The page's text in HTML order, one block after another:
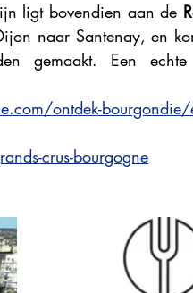
ligt bovendien aan de
naar Santenay, en
gemaakt. Een echte
ontdek-bourgondie/
crus-bourgogne